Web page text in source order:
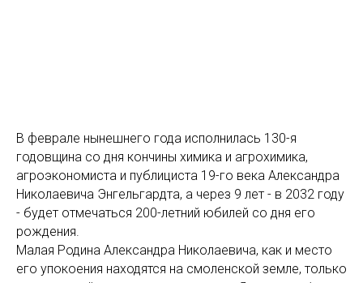
В феврале нынешнего года исполнилась 130-я
годовщина со дня кончины химика и агрохимика,
агроэкономиста и публициста 19-го века Александра
Николаевича Энгельгардта, а через 9 лет - в 2032 году
- будет отмечаться 200-летний юбилей со дня его
рождения.
Малая Родина Александра Николаевича, как и место
его упокоения находятся на смоленской земле, только